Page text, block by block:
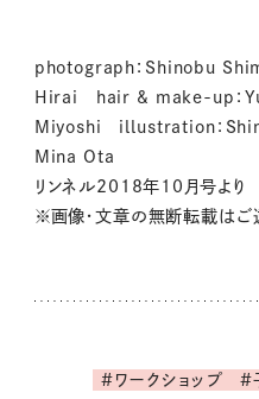
photograph：Shinobu
Hirai hair & make-up：
Miyoshi illustration：
Mina Ota
リンネル2018年10月号より
※画像・文章の無断転載はご
#ワークショップ #